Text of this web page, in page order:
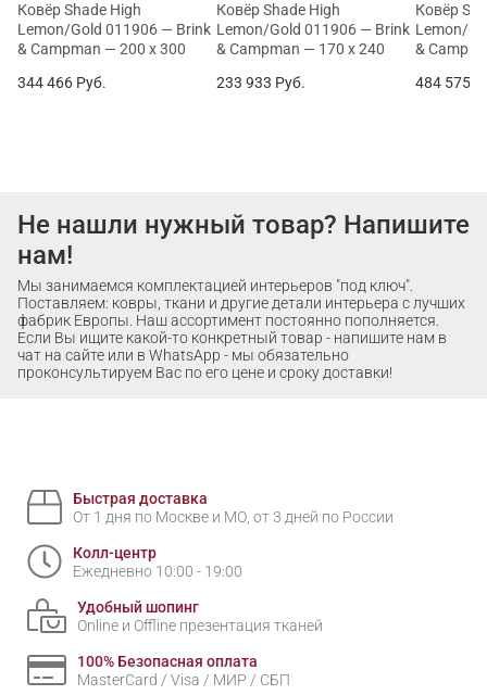
Ковёр Shade High
Lemon/Gold 011906 — Brink
& Campman — 200 x 300
344 466 Руб.
Ковёр Shade High
Lemon/Gold 011906 — Brink
& Campman — 170 x 240
233 933 Руб.
Ковёр
Lemon/
&
484 575
Не нашли нужный товар? Напишите
нам!
Мы занимаемся комплектацией интерьеров "под ключ".
Поставляем: ковры, ткани и другие детали интерьера с лучших
фабрик Европы. Наш ассортимент постоянно пополняется.
Если Вы ищите какой-то конкретный товар - напишите нам в
чат на сайте или в WhatsApp - мы обязательно
проконсультируем Вас по его цене и сроку доставки!
Быстрая доставка
От 1 дня по Москве и МО, от 3 дней по России
Колл-центр
Ежедневно 10:00 - 19:00
Удобный шопинг
Online и Offline презентация тканей
100% Безопасная оплата
MasterCard / Visa / МИР / СБП